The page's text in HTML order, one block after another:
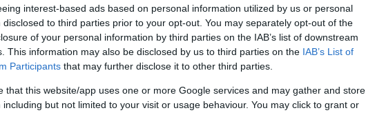
interest-based ads based on personal information utilized by us or personal
disclosed to third parties prior to your opt-out. You may separately opt-out of the
of your personal information by third parties on the IAB’s list of downstream
This information may also be disclosed by us to third parties on the IAB’s List of
Participants that may further disclose it to other third parties.
that this website/app uses one or more Google services and may gather and store
including but not limited to your visit or usage behaviour. You may click to grant or